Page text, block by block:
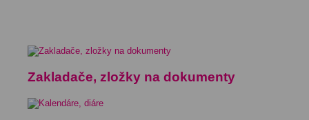
Zakladače, zložky na dokumenty